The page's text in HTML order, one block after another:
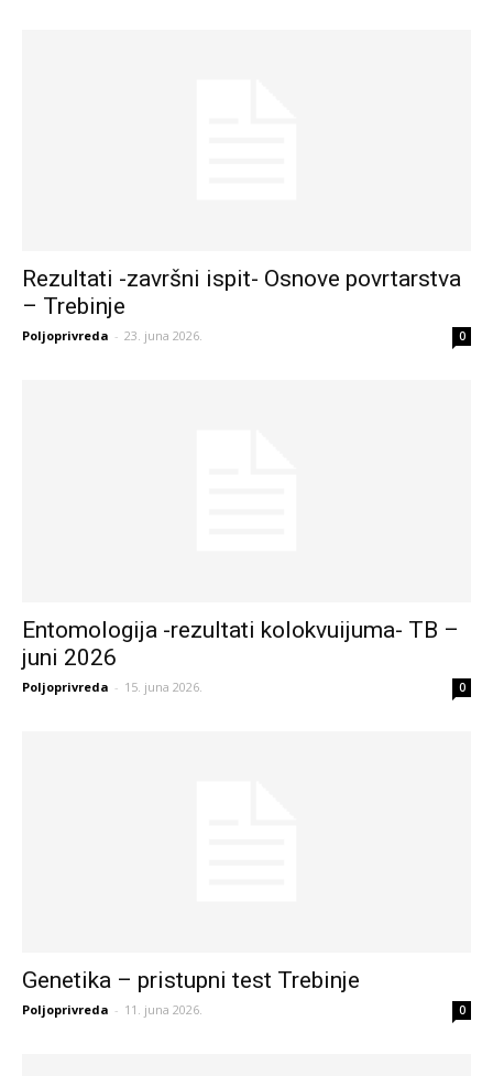
Rezultati -završni ispit- Osnove povrtarstva
– Trebinje
Poljoprivreda - 23. juna 2026. 0
Entomologija -rezultati kolokvuijuma- TB –
juni 2026
Poljoprivreda - 15. juna 2026. 0
Genetika – pristupni test Trebinje
Poljoprivreda - 11. juna 2026. 0